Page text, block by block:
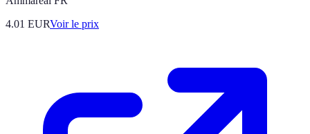
4.01 EURVoir le prix